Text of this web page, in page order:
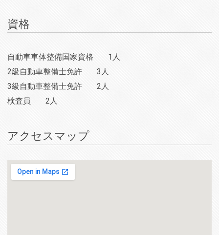
資格
自動車車体整備国家資格
1人
2級自動車整備士免許
3人
3級自動車整備士免許
2人
検査員
2人
アクセスマップ